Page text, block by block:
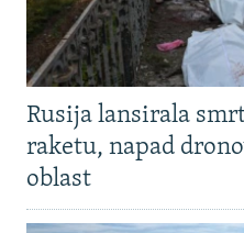
Rusija lansirala
raketu, napad
oblast